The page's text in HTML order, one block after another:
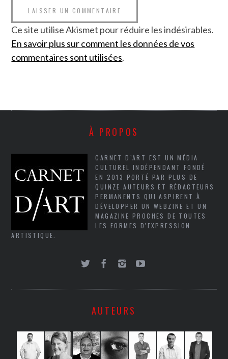
Ce site utilise Akismet pour réduire les indésirables.
En savoir plus sur comment les données de vos
commentaires sont utilisées.
À PROPOS
CARNET D’ART EST UN MÉDIA
CULTUREL INDÉPENDANT FONDÉ
EN 2013 PORTÉ PAR PLUS DE
QUINZE AUTEURS ET RÉDACTEURS
PERMANENTS QUI ASPIRENT À
DÉVELOPPER UN WEBZINE ET UN
MAGAZINE PROCHES DE TOUTES
LES FORMES D'EXPRESSION
ARTISTIQUE.
AUTEURS